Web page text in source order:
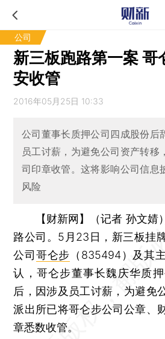
公司
新三板跑路第一案 哥
安收管
2016年05月25日 10:33
公司董事长质押公司四成股份后
员工讨薪，为避免公司资产转移
司印章收管。这将影响公司信息
风险
【财新网】（记者 孙文婧）
路公司。5月23日，新三板挂
公司 哥仑步 （835494）及其
认，哥仑步董事长魏庆华质
后，因涉及员工讨薪，为避免
派出所已将哥仑步公司公章、
章悉数收管。